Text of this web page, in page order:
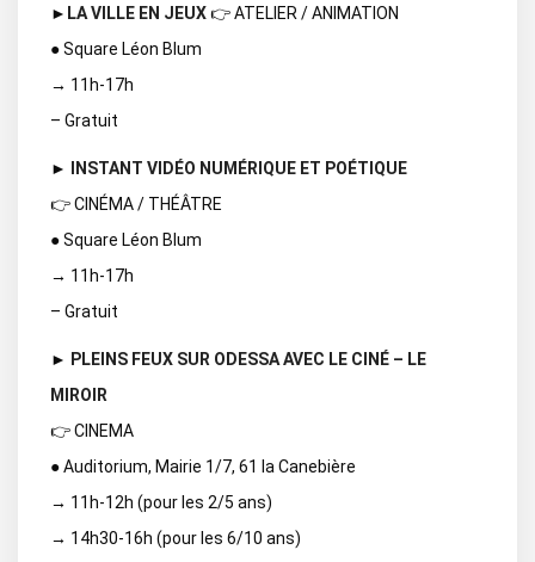
► LA VILLE EN JEUX👉 ATELIER / ANIMATION
● Square Léon Blum
→ 11h-17h
– Gratuit
►
INSTANT VIDÉO NUMÉRIQUE ET POÉTIQUE
👉 CINÉMA / THÉÂTRE
● Square Léon Blum
→ 11h-17h
– Gratuit
► PLEINS FEUX SUR ODESSA AVEC LE CINÉ – LE
MIROIR
👉 CINEMA
● Auditorium, Mairie 1/7, 61 la Canebière
→ 11h-12h (pour les 2/5 ans)
→ 14h30-16h (pour les 6/10 ans)